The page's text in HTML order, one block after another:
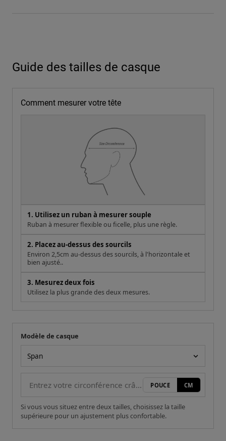
Guide des tailles de casque
Comment mesurer votre tête
1. Utilisez un ruban à mesurer souple
Ruban à mesurer flexible ou ficelle, plus une règle.
2. Placez au-dessus des sourcils
Environ 2,5cm au-dessus des sourcils, à l'horizontale et
bien ajusté..
3. Mesurez deux fois
Utilisez la plus grande des deux mesures.
Votre mesure
Modèle de casque
POUCE CM
Si vous vous situez entre deux tailles, choisissez la taille
supérieure pour un ajustement plus confortable.